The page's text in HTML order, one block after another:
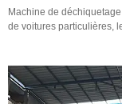
Machine de
de voitures particulières,